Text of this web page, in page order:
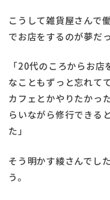
こうして雑貨屋さんで
でお店をするのが夢だ
「20代のころからお
なこともずっと忘れて
カフェとかやりたかっ
らいながら修行できる
た」
そう明かす綾さんでし
う。